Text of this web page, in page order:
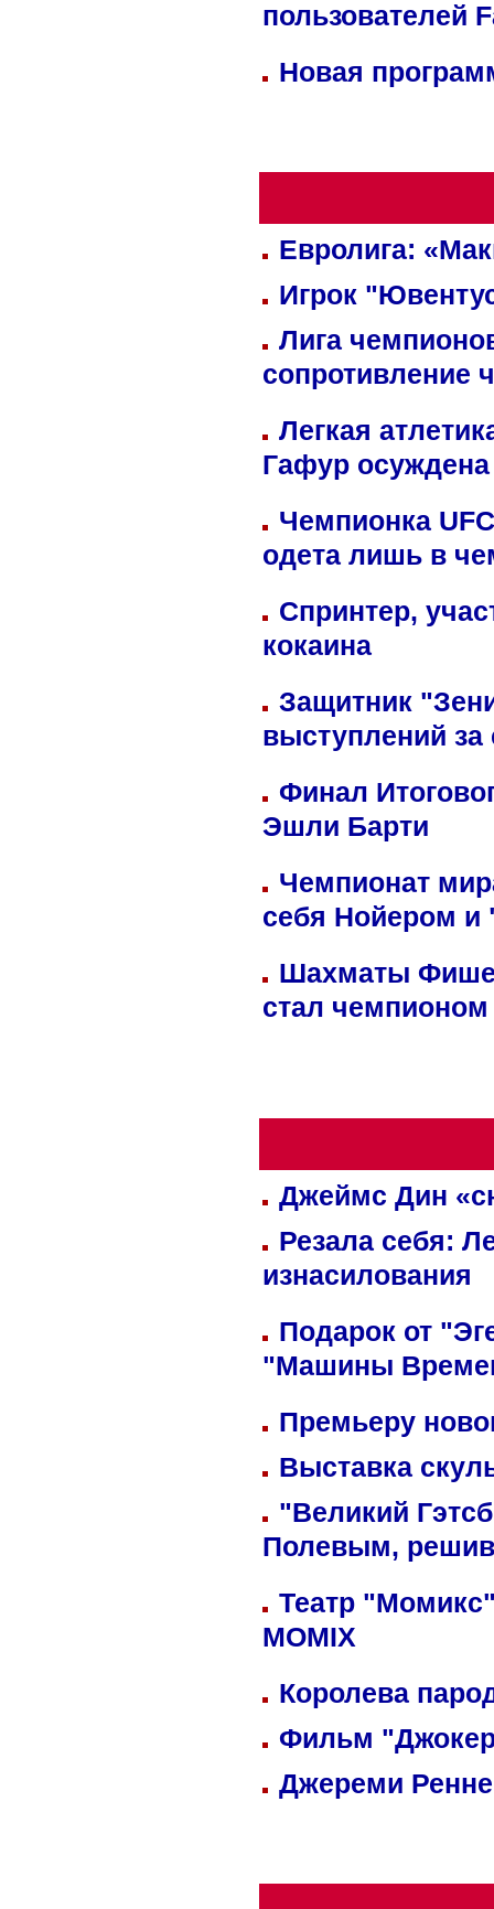
пользователей
Новая
Евролига:
Игрок
Лига
сопротивление
Легкая
Гафур осуждена
Чемпионка
одета лишь в
Спринтер,
кокаина
Защитник
выступлений
Финал
Эшли Барти
Чемпионат
себя Нойером и
Шахматы
стал
Джеймс Дин
Резала себя:
изнасилования
Подарок от
"Машины
Премьеру
Выставка
"Великий
Полевым,
Театр
MOMIX
Королева
Фильм
Джереми